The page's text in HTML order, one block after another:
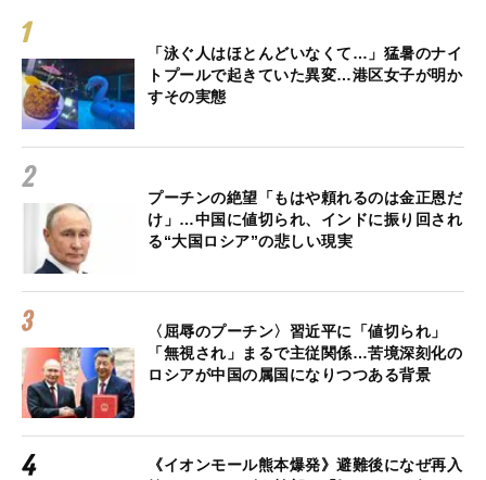
「泳ぐ人はほとんどいなくて…」猛暑のナイ
トプールで起きていた異変…港区女子が明か
すその実態
プーチンの絶望「もはや頼れるのは金正恩だ
け」…中国に値切られ、インドに振り回され
る“大国ロシア”の悲しい現実
〈屈辱のプーチン〉習近平に「値切られ」
「無視され」まるで主従関係…苦境深刻化の
ロシアが中国の属国になりつつある背景
《イオンモール熊本爆発》避難後になぜ再入